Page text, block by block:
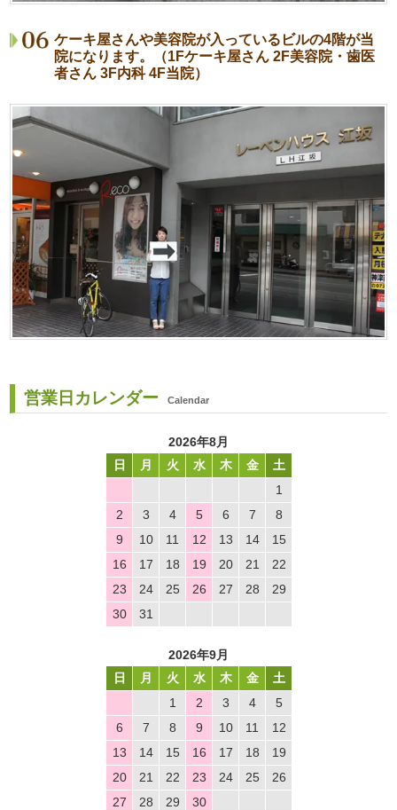
ケーキ屋さんや美容院が入っているビルの4階が当
院になります。（1Fケーキ屋さん 2F美容院・歯医
者さん 3F内科 4F当院）
営業日カレンダー Calendar
2026年8月
日
月 火 水 木 金
土
1
2
3 4 5 6 7
8
9
10 11 12 13 14
15
16
17 18 19 20 21
22
23
24 25 26 27 28
29
30
31
2026年9月
日
月 火 水 木 金
土
1
2 3 4
5
6
7 8 9 10 11
12
13
14 15 16 17 18
19
20
21 22 23 24 25
26
27
28 29 30